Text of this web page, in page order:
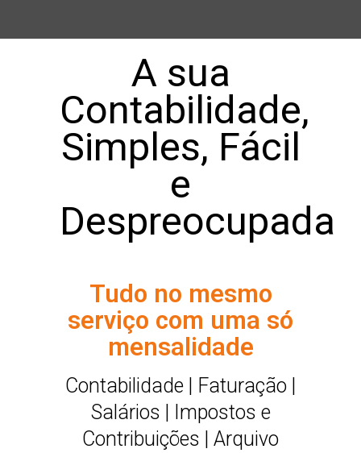
A sua
Contabilidade,
Simples, Fácil
e
Despreocupada
Tudo no mesmo
serviço com uma só
mensalidade
Contabilidade | Faturação |
Salários | Impostos e
Contribuições | Arquivo